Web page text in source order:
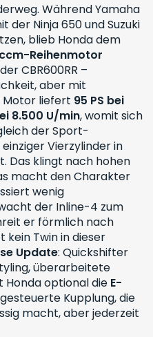
Während Yamaha
der Ninja 650 und Suzuki
blieb Honda dem
Reihenmotor
CBR600RR –
aber mit
Motor liefert 95 PS bei
8.500 U/min, womit sich
der Sport-
einziger Vierzylinder in
Das klingt nach hohen
macht den Charakter
wenig
der Inline-4 zum
er förmlich nach
kein Twin in dieser
Update: Quickshifter
überarbeitete
Honda optional die E-
Kupplung, die
macht, aber jederzeit